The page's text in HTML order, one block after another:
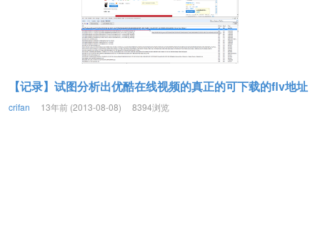
【记录】试图分析出优酷在线视频的真正的可下载的flv地址
crifan 13年前 (2013-08-08) 8394浏览